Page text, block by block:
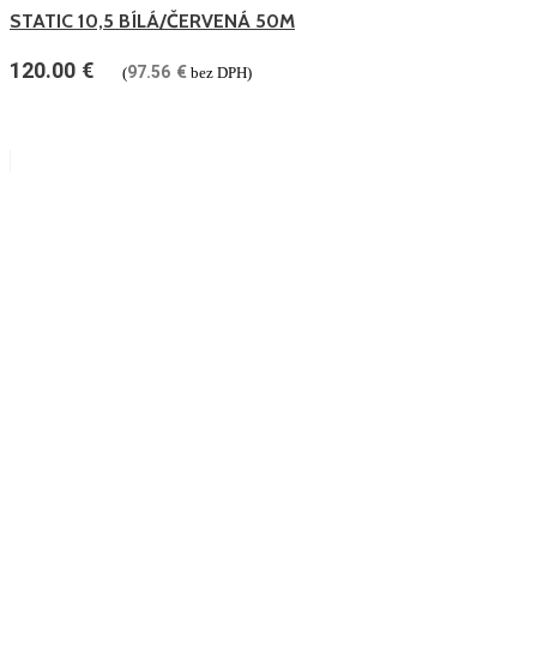
STATIC 10,5 BÍLÁ/ČERVENÁ 50M
120.00 € (97.56 € bez DPH)